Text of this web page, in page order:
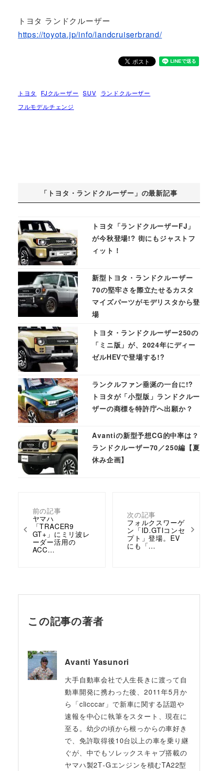
トヨタ ランドクルーザー
https://toyota.jp/info/landcruiserbrand/
トヨタ FJクルーザー SUV
ランドクルーザー
フルモデルチェンジ
前の記事
ヤマハ
「TRACER9
GT+」にミリ波レ
ーダー活用の
ACC…
次の記事
フォルクスワーゲ
ン「ID.GTIコンセ
プト」登場。EV
にも「…
「トヨタ・ランドクルーザー」の最新記事
トヨタ「ランドクルーザーFJ」
が今秋登場!? 街にもジャストフ
ィット！
新型トヨタ・ランドクルーザー
70の堅牢さを際立たせるカスタ
マイズパーツがモデリスタから登
場
トヨタ・ランドクルーザー250の
「ミニ版」が、2024年にディー
ゼルHEVで登場する!?
ランクルファン垂涎の一台に!?
トヨタが「小型版」ランドクルー
ザーの商標を特許庁へ出願か？
Avantiの新型予想CG的中率は？
ランドクルーザー70／250編【夏
休み企画】
この記事の著者
Avanti Yasunori
大手自動車会社で人生長きに渡って自
動車開発に携わった後、2011年5月か
ら「clicccar」で新車に関する話題や
速報を中心に執筆をスタート、現在に
至る。幼少の頃から根っからの車好き
で、免許取得後10台以上の車を乗り継
ぐが、中でもソレックスキャブ搭載の
ヤマハ製2T‐Gエンジンを積むTA22型